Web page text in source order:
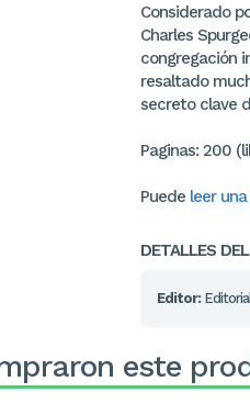
Considerado
Charles
congregación
resaltado
secreto clave
Paginas: 200
Puede leer
DETALLES
Editor:
este